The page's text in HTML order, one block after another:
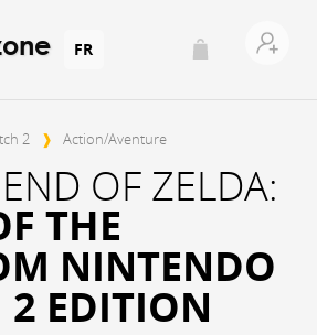
FR
2 ❱ Action/Aventure
OF ZELDA:
THE
NINTENDO
2 EDITION